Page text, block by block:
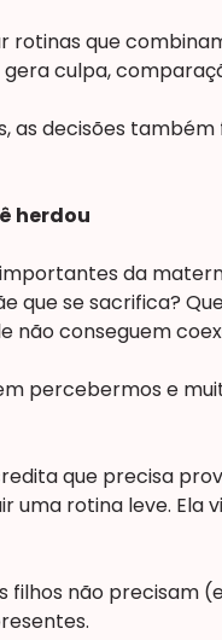
rotinas que
culpa,
as decisões
herdou
da
que se sacrifica?
não conseguem
percebermos e
que precisa
rotina leve. Ela
filhos não precisam